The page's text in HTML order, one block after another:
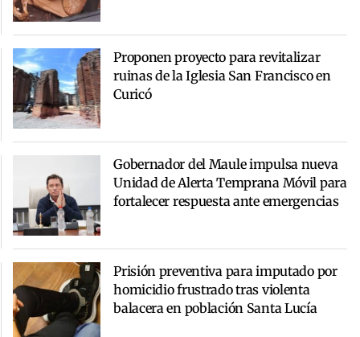
Proponen proyecto para revitalizar
ruinas de la Iglesia San Francisco en
Curicó
Gobernador del Maule impulsa nueva
Unidad de Alerta Temprana Móvil para
fortalecer respuesta ante emergencias
Prisión preventiva para imputado por
homicidio frustrado tras violenta
balacera en población Santa Lucía